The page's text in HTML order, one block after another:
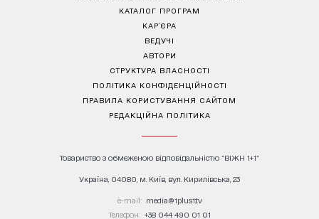
КАТАЛОГ ПРОГРАМ
КАР’ЄРА
ВЕДУЧІ
АВТОРИ
СТРУКТУРА ВЛАСНОСТІ
ПОЛІТИКА КОНФІДЕНЦІЙНОСТІ
ПРАВИЛА КОРИСТУВАННЯ САЙТОМ
РЕДАКЦІЙНА ПОЛІТИКА
Товариство з обмеженою відповідальністю "ВІЖН 1+1"
Україна, 04080, м. Київ, вул. Кирилівська, 23
е-mail: media@1plus1.tv
Телефон: +38 044 490 01 01